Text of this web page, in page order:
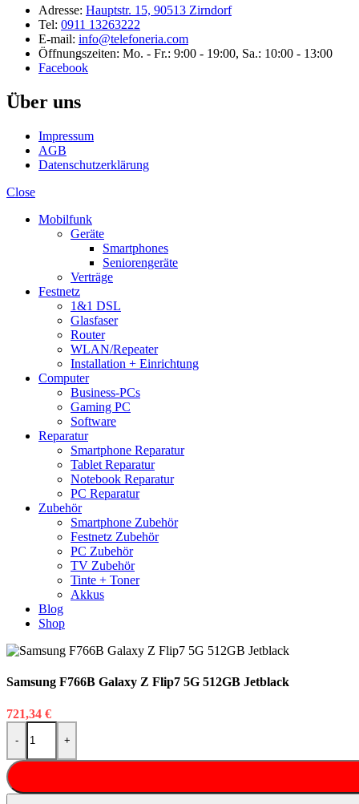
Adresse: Hauptstr. 15, 90513 Zirndorf
Tel: 0911 13263222
E-mail: info@telefoneria.com
Öffnungszeiten: Mo. - Fr.: 9:00 - 19:00, Sa.: 10:00 - 13:00
Facebook
Über uns
Impressum
AGB
Datenschutzerklärung
Close
Mobilfunk
Geräte
Smartphones
Seniorengeräte
Verträge
Festnetz
1&1 DSL
Glasfaser
Router
WLAN/Repeater
Installation + Einrichtung
Computer
Business-PCs
Gaming PC
Software
Reparatur
Smartphone Reparatur
Tablet Reparatur
Notebook Reparatur
PC Reparatur
Zubehör
Smartphone Zubehör
Festnetz Zubehör
PC Zubehör
TV Zubehör
Tinte + Toner
Akkus
Blog
Shop
Samsung F766B Galaxy Z Flip7 5G 512GB Jetblack
721,34 €
-
Samsung F766B Galaxy Z Flip7 5G 512GB Jetblack Menge
+